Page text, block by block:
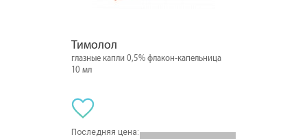
Тимолол
глазные капли 0,5% флакон-капельница
10 мл
Последняя цена: